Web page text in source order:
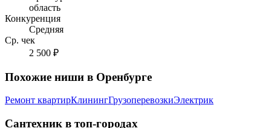
область
Конкуренция
Средняя
Ср. чек
2 500 ₽
Похожие ниши в Оренбурге
Ремонт квартирКлинингГрузоперевозкиЭлектрик
Сантехник в топ-городах